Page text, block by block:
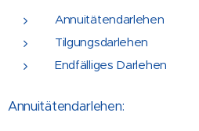
Annuitätendarlehen
Tilgungsdarlehen
Endfälliges Darlehen
Annuitätendarlehen: